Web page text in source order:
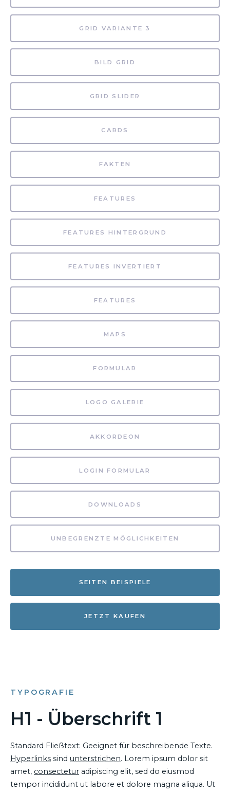
GRID VARIANTE 3
BILD GRID
GRID SLIDER
CARDS
FAKTEN
FEATURES
FEATURES HINTERGRUND
FEATURES INVERTIERT
FEATURES
MAPS
FORMULAR
LOGO GALERIE
AKKORDEON
LOGIN FORMULAR
DOWNLOADS
UNBEGRENZTE MÖGLICHKEITEN
SEITEN BEISPIELE
JETZT KAUFEN
TYPOGRAFIE
H1 - Überschrift 1
Standard Fließtext: Geeignet für beschreibende Texte.
Hyperlinks sind unterstrichen. Lorem ipsum dolor sit
amet, consectetur adipiscing elit, sed do eiusmod
tempor incididunt ut labore et dolore magna aliqua. Ut